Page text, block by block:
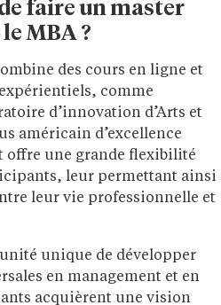
faire un master
MBA ?
des cours en ligne et
comme
d’innovation d’Arts et
américain d’excellence
offre une grande flexibilité
leur permettant ainsi
leur vie professionnelle et
unique de développer
en management et en
acquièrent une vision